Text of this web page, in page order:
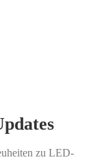
zu LED-